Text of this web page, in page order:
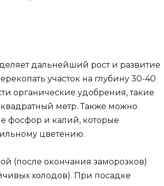
дальнейший рост и развитие
участок на глубину 30-40
органические удобрения, такие
квадратный метр. Также можно
фосфор и калий, которые
цветению.
(после окончания заморозков)
холодов). При посадке